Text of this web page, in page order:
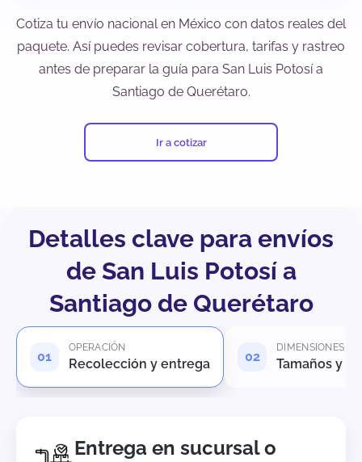
Cotiza tu envío nacional en México con datos reales del
paquete. Así puedes revisar cobertura, tarifas y rastreo
antes de preparar la guía para San Luis Potosí a
Santiago de Querétaro.
Ir a cotizar
Detalles clave para envíos
de San Luis Potosí a
Santiago de Querétaro
OPERACIÓN
Recolección y entrega
DIMENSIONES
Tamaños y
Entrega en sucursal o